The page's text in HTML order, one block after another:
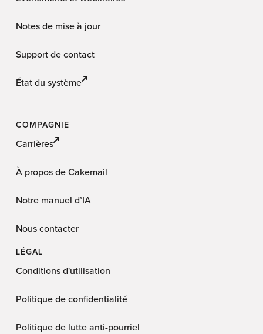
Notes de mise à jour
Support de contact
État du système
COMPAGNIE
Carrières
À propos de Cakemail
Notre manuel d’IA
Nous contacter
LÉGAL
Conditions d'utilisation
Politique de confidentialité
Politique de lutte anti-pourriel